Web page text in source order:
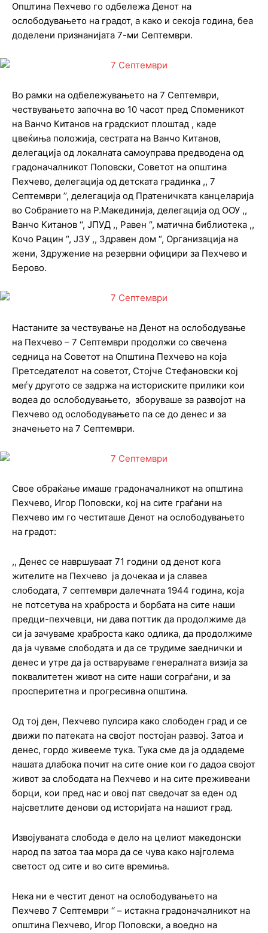
Општина Пехчево го одбележа Денот на
ослободувањето на градот, а како и секоја година, беа
доделени признанијата 7-ми Септември.
Во рамки на одбележувањето на 7 Септември,
чествувањето започна во 10 часот пред Споменикот
на Ванчо Китанов на градскиот плоштад , каде
цвеќиња положија, сестрата на Ванчо Китанов,
делегација од локалната самоуправа предводена од
градоначалникот Поповски, Советот на општина
Пехчево, делегација од детската градинка ,, 7
Септември ’’, делегација од Пратеничката канцеларија
во Собранието на Р.Макединија, делегација од ООУ ,,
Ванчо Китанов ‘‘, ЈПУД ,, Равен “, матична библиотека ,,
Кочо Рацин “, ЈЗУ ,, Здравен дом “, Организација на
жени, Здружение на резервни официри за Пехчево и
Берово.
Настаните за чествување на Денот на ослободување
на Пехчево – 7 Септември продолжи со свечена
седница на Советот на Општина Пехчево на која
Претседателот на советот, Стојче Стефановски кој
меѓу другото се задржа на историските прилики кои
водеа до ослободувањето, зборуваше за развојот на
Пехчево од ослободувањето па се до денес и за
значењето на 7 Септември.
Свое обраќање имаше градоначалникот на општина
Пехчево, Игор Поповски, кој на сите граѓани на
Пехчево им го честиташе Денот на ослободувањето
на градот:
,, Денес се навршуваат 71 години од денот кога
жителите на Пехчево ја дочекаа и ја славеа
слободата, 7 септември далечната 1944 година, која
не потсетува на храброста и борбата на сите наши
предци-пехчевци, ни дава поттик да продолжиме да
си ја зачуваме храброста како одлика, да продолжиме
да ја чуваме слободата и да се трудиме заеднички и
денес и утре да ја остваруваме генералната визија за
поквалитетен живот на сите наши сограѓани, и за
просперитетна и прогресивна општина.
Од тој ден, Пехчево пулсира како слободен град и се
движи по патеката на својот постојан развој. Затоа и
денес, гордо живееме тука. Тука сме да ја оддадеме
нашата длабока почит на сите оние кои го дадоа својот
живот за слободата на Пехчево и на сите преживеани
борци, кои пред нас и овој пат сведочат за еден од
најсветлите денови од историјата на нашиот град.
Извојуваната слобода е дело на целиот македонски
народ па затоа таа мора да се чува како најголема
светост од сите и во сите времиња.
Нека ни е честит денот на ослободувањето на
Пехчево 7 Септември ‘‘ – истакна градоначалникот на
општина Пехчево, Игор Поповски, а воедно на